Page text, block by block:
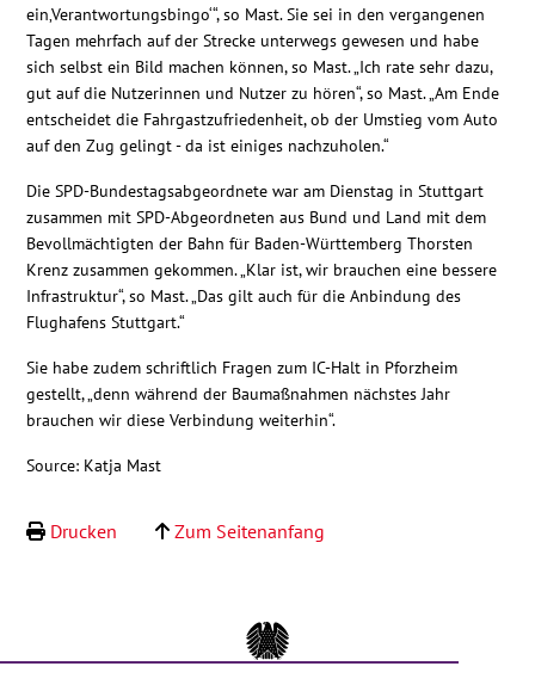
Reden
Debattenbeiträge
Kontakt
ein‚Verantwortungsbingo‘“, so Mast. Sie sei in den vergangenen
Tagen mehrfach auf der Strecke unterwegs gewesen und habe
sich selbst ein Bild machen können, so Mast. „Ich rate sehr dazu,
gut auf die Nutzerinnen und Nutzer zu hören“, so Mast. „Am Ende
entscheidet die Fahrgastzufriedenheit, ob der Umstieg vom Auto
auf den Zug gelingt - da ist einiges nachzuholen.“
Die SPD-Bundestagsabgeordnete war am Dienstag in Stuttgart
zusammen mit SPD-Abgeordneten aus Bund und Land mit dem
Bevollmächtigten der Bahn für Baden-Württemberg Thorsten
Krenz zusammen gekommen. „Klar ist, wir brauchen eine bessere
Infrastruktur“, so Mast. „Das gilt auch für die Anbindung des
Flughafens Stuttgart.“
Sie habe zudem schriftlich Fragen zum IC-Halt in Pforzheim
gestellt, „denn während der Baumaßnahmen nächstes Jahr
brauchen wir diese Verbindung weiterhin“.
Source: Katja Mast
Drucken Zum Seitenanfang